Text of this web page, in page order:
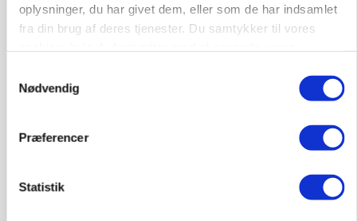
oplysninger, du har givet dem, eller som de har indsamlet
fra din brug af deres tjenester. Du samtykker til vores
Nødvendig
Præferencer
Statistik
POLITIK
KVÆG